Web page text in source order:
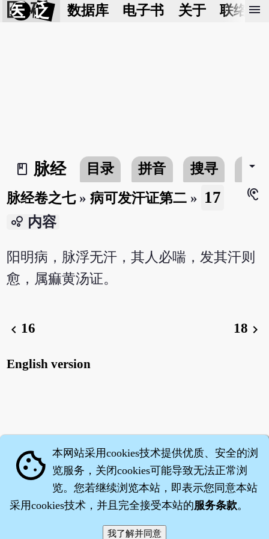
医 砭 数据库 电子书 关于 联络我
menu
book_2
脉经 目录 拼音 搜寻 书介
arrow_drop_down
脉经卷之七»病可发汗证第二 » 17
hearing
bubble_chart 内容
阳明病，脉浮无汗，其人必喘，发其汗则
愈，属痲黄汤证。
chevron_left 16 18 chevron_right
English version
cookie 本网站采用cookies技术提供优质、安全的浏
览服务，关闭cookies可能导致无法正常浏
览。您若继续浏览本站，即表示您同意本站
采用cookies技术，并且完全接受本站的服务条款。